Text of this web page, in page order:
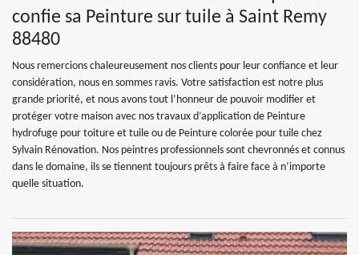
confie sa Peinture sur tuile à Saint Remy
88480
Nous remercions chaleureusement nos clients pour leur confiance et leur
considération, nous en sommes ravis. Votre satisfaction est notre plus
grande priorité, et nous avons tout l’honneur de pouvoir modifier et
protéger votre maison avec nos travaux d’application de Peinture
hydrofuge pour toiture et tuile ou de Peinture colorée pour tuile chez
Sylvain Rénovation. Nos peintres professionnels sont chevronnés et connus
dans le domaine, ils se tiennent toujours prêts à faire face à n’importe
quelle situation.